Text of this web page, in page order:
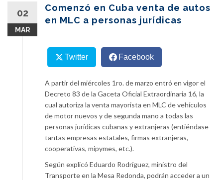
02
MAR
Comenzó en Cuba venta de autos
en MLC a personas jurídicas
Twitter Facebook
A partir del miércoles 1ro. de marzo entró en vigor el
Decreto 83 de la Gaceta Oficial Extraordinaria 16, la
cual autoriza la venta mayorista en MLC de vehículos
de motor nuevos y de segunda mano a todas las
personas jurídicas cubanas y extranjeras (entiéndase
tantas empresas estatales, firmas extranjeras,
cooperativas, mipymes, etc.).
Según explicó Eduardo Rodríguez, ministro del
Transporte en la Mesa Redonda, podrán acceder a un